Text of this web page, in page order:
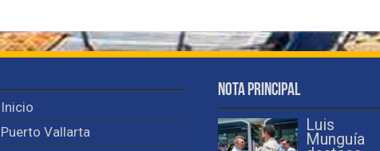
Inicio
Puerto Vallarta
Nota Principal
Luis
Munguía